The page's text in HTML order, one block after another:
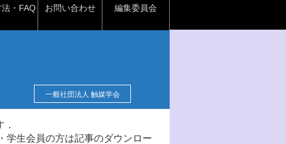
・FAQ お問い合わせ 編集委員会
一般社団法人 触媒学会
学生会員の方は記事のダウンロー